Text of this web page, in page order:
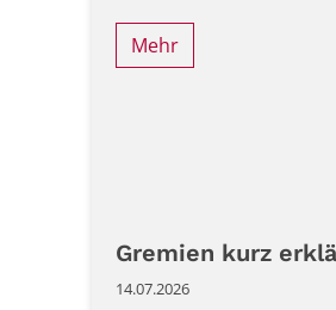
Mehr
Gremien kurz
14.07.2026